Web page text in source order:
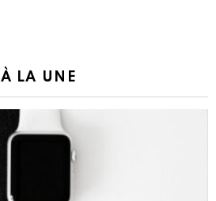
À LA UNE